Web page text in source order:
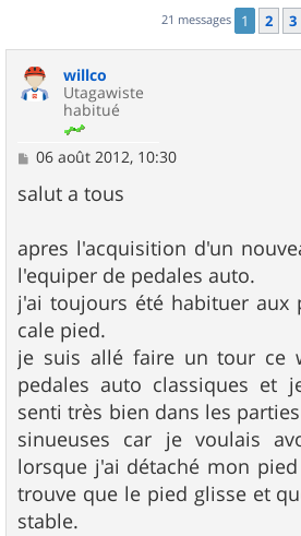
21 messages 1 2 3
willco
Utagawiste
habitué
M
s
s
g
e
06 août 2012, 10:30
salut a tous
apres l'acquisition d'un
l'equiper de pedales auto.
j'ai toujours été habituer aux
cale pied.
je suis allé faire un tour ce
pedales auto classiques et
senti très bien dans les
sinueuses car je voulais
lorsque j'ai détaché mon
trouve que le pied glisse et
stable.